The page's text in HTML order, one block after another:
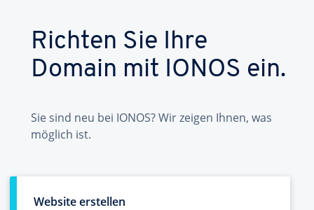
Richten Sie Ihre
Domain mit IONOS ein.
Sie sind neu bei IONOS? Wir zeigen Ihnen, was
möglich ist.
Website erstellen